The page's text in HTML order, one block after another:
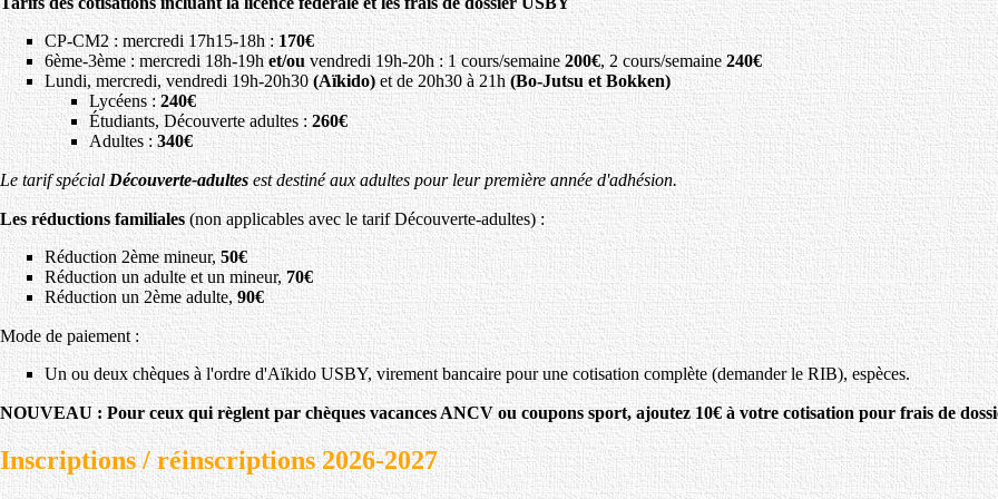
CP-CM2 : mercredi 17h15-18h :170€
6ème-3ème : mercredi 18h-19het/ouvendredi 19h-20h : 1 cours/semaine200€, 2 cours/semaine240€
Lundi, mercredi, vendredi 19h-20h30(Aïkido)et de 20h30 à 21h(Bo-Jutsu et Bokken)
Lycéens : 240€
Étudiants, Découverte adultes :260€
Adultes :340€
Le tarif spécial Découverte-adultesest destiné aux adultes pour leur première année d'adhésion.
Les réductions familiales (non applicables avec le tarif Découverte-adultes) :
Réduction 2ème mineur, 50€
Réduction un adulte et un mineur,70€
Réduction un 2ème adulte,90€
Mode de paiement :
Un ou deux chèques à l'ordre d'Aïkido USBY, virement bancaire pour une cotisation complète (demander le RIB), espèces.
NOUVEAU : Pour ceux qui règlent par chèques vacances ANCV ou coupons sport, ajoutez 10€ à votre cotisation pour frais de
Inscriptions / réinscriptions 2026-2027